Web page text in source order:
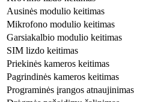
Ausinės modulio keitimas
Mikrofono modulio keitimas
Garsiakalbio modulio keitimas
SIM lizdo keitimas
Priekinės kameros keitimas
Pagrindinės kameros keitimas
Programinės įrangos atnaujinimas